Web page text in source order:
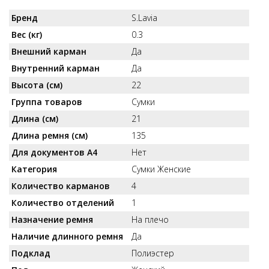
Бренд
S.Lavia
Вес (кг)
0.3
Внешний карман
Да
Внутренний карман
Да
Высота (см)
22
Группа товаров
Сумки
Длина (см)
21
Длина ремня (см)
135
Для документов А4
Нет
Категория
Сумки Женские
Количество карманов
4
Количество отделений
1
Назначение ремня
На плечо
Наличие длинного ремня
Да
Подклад
Полиэстер